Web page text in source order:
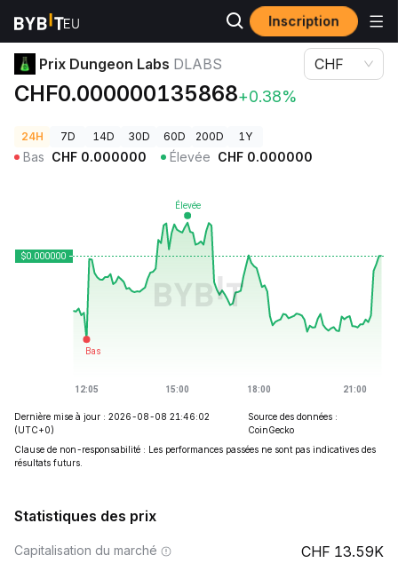
Inscription
Prix des cryptos Prix Dungeon Labs DLABS
Prix Dungeon Labs DLABS
CHF0.000000135868+0.38%
CHF
24H 7D 14D 30D 60D 200D 1Y
Bas CHF 0.000000 Élevée CHF 0.000000
Dernière mise à jour : 2026-08-08 21:46:02
(UTC+0)
Source des données :
CoinGecko
Clause de non-responsabilité : Les performances passées ne sont pas indicatives des
résultats futurs.
Statistiques des prix
Capitalisation du marché 13.59K